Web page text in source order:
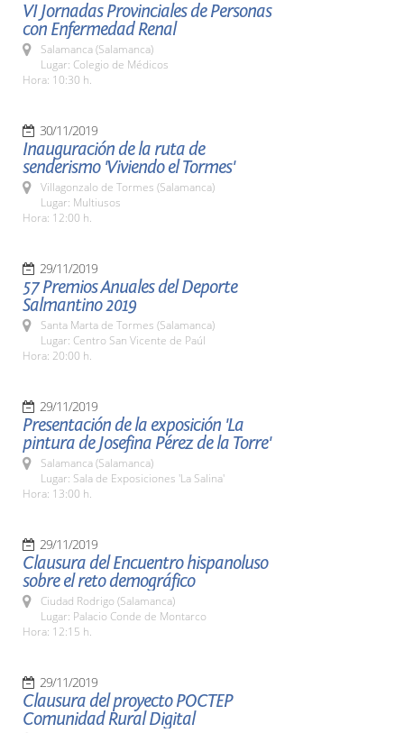
VI Jornadas Provinciales de Personas
con Enfermedad Renal
Salamanca (Salamanca)
Lugar: Colegio de Médicos
Hora: 10:30 h.
30/11/2019
Inauguración de la ruta de
senderismo 'Viviendo el Tormes'
Villagonzalo de Tormes (Salamanca)
Lugar: Multiusos
Hora: 12:00 h.
29/11/2019
57 Premios Anuales del Deporte
Salmantino 2019
Santa Marta de Tormes (Salamanca)
Lugar: Centro San Vicente de Paúl
Hora: 20:00 h.
29/11/2019
Presentación de la exposición 'La
pintura de Josefina Pérez de la Torre'
Salamanca (Salamanca)
Lugar: Sala de Exposiciones 'La Salina'
Hora: 13:00 h.
29/11/2019
Clausura del Encuentro hispanoluso
sobre el reto demográfico
Ciudad Rodrigo (Salamanca)
Lugar: Palacio Conde de Montarco
Hora: 12:15 h.
29/11/2019
Clausura del proyecto POCTEP
Comunidad Rural Digital